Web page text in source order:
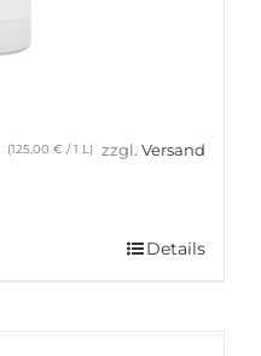
(125,00 € / 1 L) zzgl. Versand
Details